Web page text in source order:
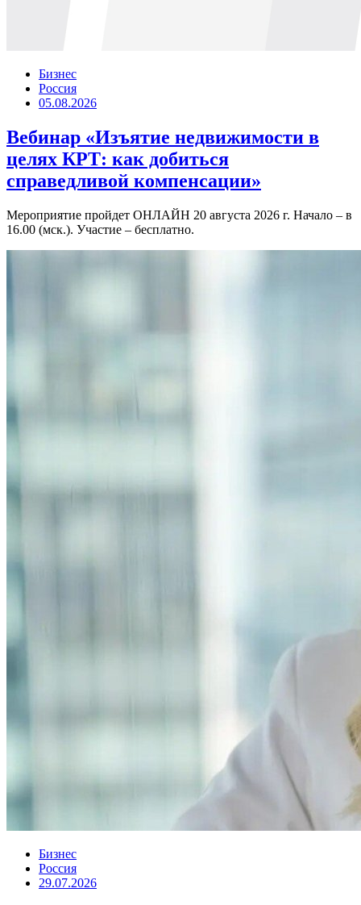
Бизнес
Россия
05.08.2026
Вебинар «Изъятие недвижимости в
целях КРТ: как добиться
справедливой компенсации»
Мероприятие пройдет ОНЛАЙН 20 августа 2026 г. Начало – в
16.00 (мск.). Участие – бесплатно.
Бизнес
Россия
29.07.2026